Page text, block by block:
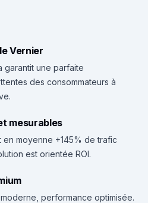
Vernier
garantit une parfaite
des consommateurs à
mesurables
en moyenne +145% de trafic
est orientée ROI.
performance optimisée.